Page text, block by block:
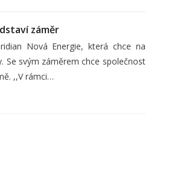
záměr
Nová Energie, která chce na
Se svým záměrem chce společnost
,,V rámci…